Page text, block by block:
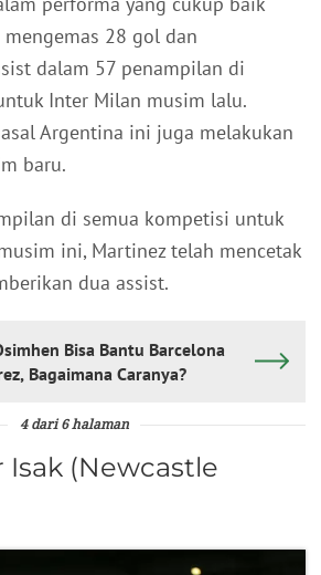
28 gol dan
dalam 57 penampilan di
Inter Milan musim lalu.
Argentina ini juga melakukan
baru.
di semua kompetisi untuk
ini, Martinez telah mencetak
dua assist.
Bisa Bantu Barcelona
Bagaimana Caranya?
4 dari 6 halaman
Isak (Newcastle